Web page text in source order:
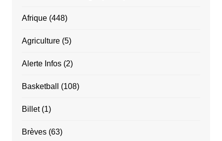
Afrique(448)
Agriculture(5)
Alerte Infos(2)
Basketball (108)
Billet(1)
Brèves(63)